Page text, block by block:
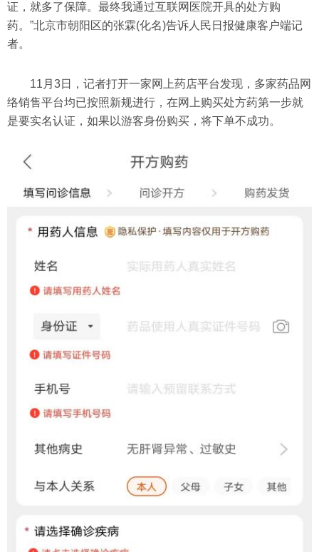
证，就多了保障。最终我通过互联网医院开具的处方购
药。”北京市朝阳区的张霖(化名)告诉人民日报健康客户端记
者。
11月3日，记者打开一家网上药店平台发现，多家药品网
络销售平台均已按照新规进行，在网上购买处方药第一步就
是要实名认证，如果以游客身份购买，将下单不成功。